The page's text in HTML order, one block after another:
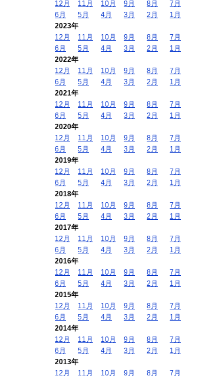
12月
11月 10月 9月 8月
7月
6月
5月 4月 3月 2月
1月
2023年
12月
11月 10月 9月 8月
7月
6月
5月 4月 3月 2月
1月
2022年
12月
11月 10月 9月 8月
7月
6月
5月 4月 3月 2月
1月
2021年
12月
11月 10月 9月 8月
7月
6月
5月 4月 3月 2月
1月
2020年
12月
11月 10月 9月 8月
7月
6月
5月 4月 3月 2月
1月
2019年
12月
11月 10月 9月 8月
7月
6月
5月 4月 3月 2月
1月
2018年
12月
11月 10月 9月 8月
7月
6月
5月 4月 3月 2月
1月
2017年
12月
11月 10月 9月 8月
7月
6月
5月 4月 3月 2月
1月
2016年
12月
11月 10月 9月 8月
7月
6月
5月 4月 3月 2月
1月
2015年
12月
11月 10月 9月 8月
7月
6月
5月 4月 3月 2月
1月
2014年
12月
11月 10月 9月 8月
7月
6月
5月 4月 3月 2月
1月
2013年
12月
11月 10月 9月 8月 7月